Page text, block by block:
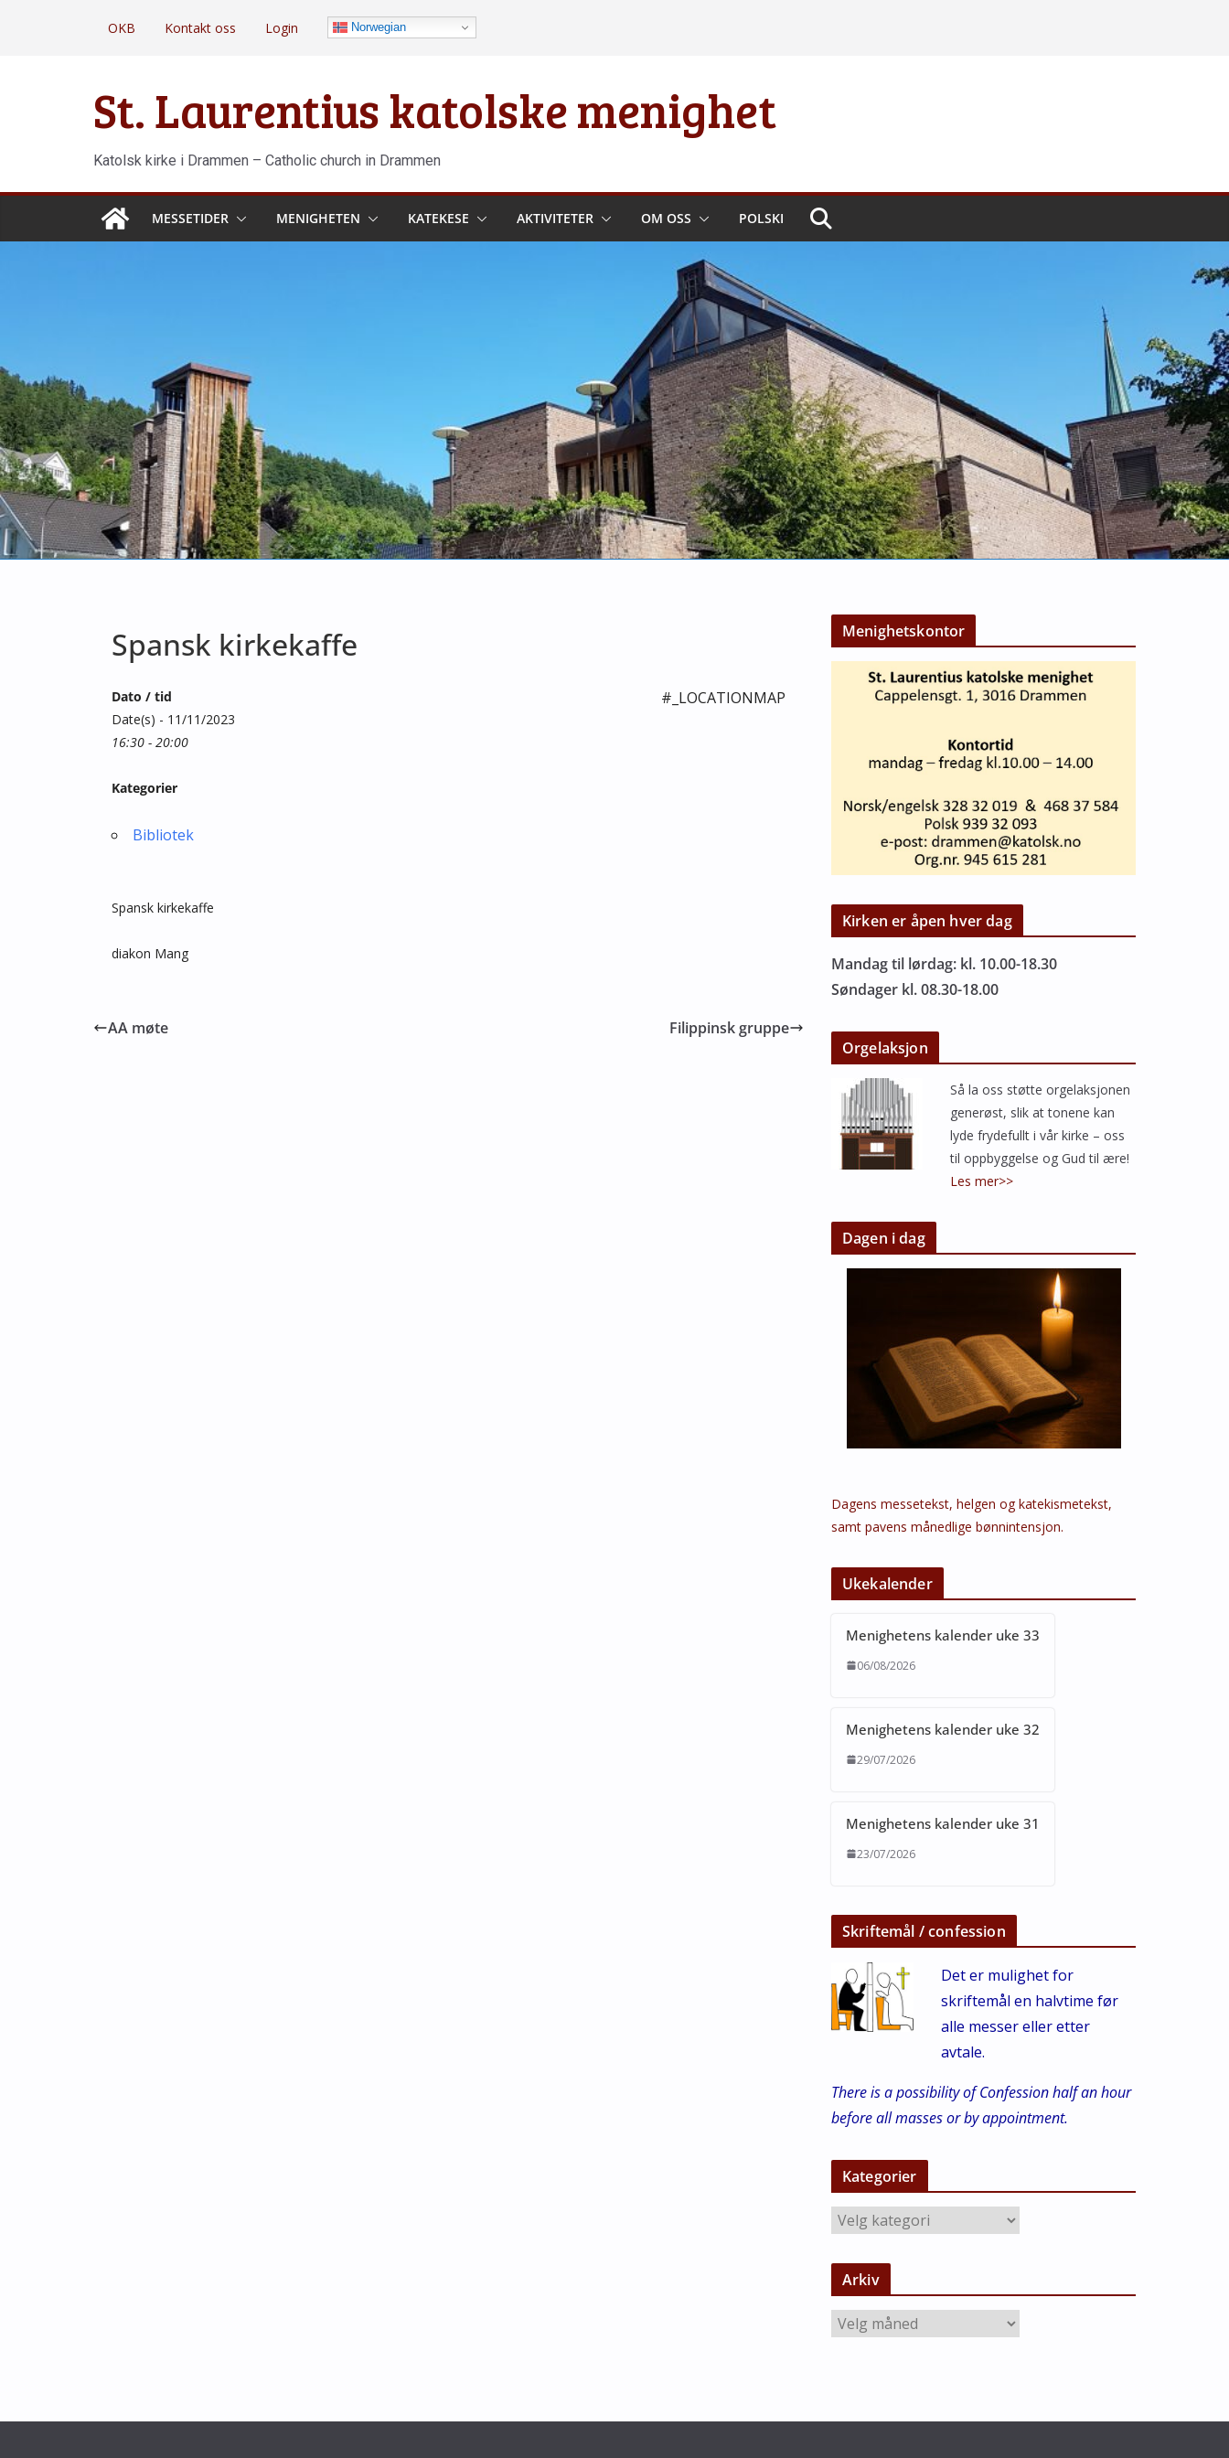
OKB Kontakt oss Login Norwegian
St. Laurentius katolske menighet
Katolsk kirke i Drammen – Catholic church in Drammen
MESSETIDER MENIGHETEN KATEKESE AKTIVITETER OM OSS POLSKI
Spansk kirkekaffe
#_LOCATIONMAP
Dato / tid
Date(s) - 11/11/2023
16:30 - 20:00
Kategorier
Bibliotek
Spansk kirkekaffe
diakon Mang
AA møte Filippinsk gruppe
Menighetskontor
Kirken er åpen hver dag
Mandag til lørdag: kl. 10.00-18.30
Søndager kl. 08.30-18.00
Orgelaksjon
Så la oss støtte orgelaksjonen
generøst, slik at tonene kan
lyde frydefullt i vår kirke – oss
til oppbyggelse og Gud til ære!
Les mer>>
Dagen i dag
Dagens messetekst, helgen og katekismetekst,
samt pavens månedlige bønnintensjon.
Ukekalender
Menighetens kalender uke 33
06/08/2026
Menighetens kalender uke 32
29/07/2026
Menighetens kalender uke 31
23/07/2026
Skriftemål / confession
Det er mulighet for
skriftemål en halvtime før
alle messer eller etter
avtale.
There is a possibility of Confession half an hour
before all masses or by appointment.
Kategorier
K
a
t
g
r
Arkiv
A
r